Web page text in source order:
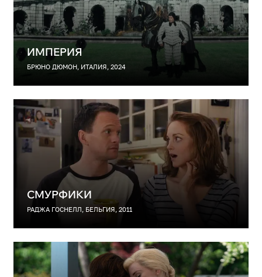
ИМПЕРИЯ
БРЮНО ДЮМОН, ИТАЛИЯ, 2024
СМУРФИКИ
РАДЖА ГОСНЕЛЛ, БЕЛЬГИЯ, 2011